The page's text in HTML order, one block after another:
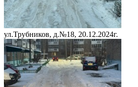
ул.Трубников, д.№18, 20.12.2024г.